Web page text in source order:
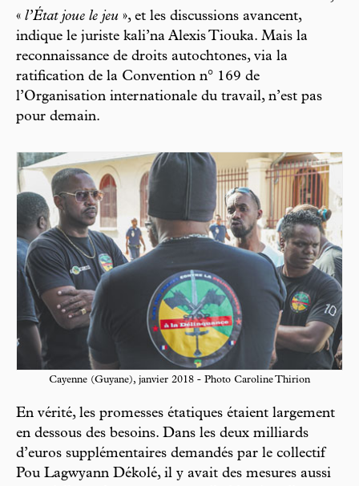
« l’État joue le jeu », et les discussions avancent,
indique le juriste kali’na Alexis Tiouka. Mais la
reconnaissance de droits autochtones, via la
ratification de la Convention n° 169 de
l’Organisation internationale du travail, n’est pas
pour demain.
Cayenne (Guyane), janvier 2018 - Photo Caroline Thirion
En vérité, les promesses étatiques étaient largement
en dessous des besoins. Dans les deux milliards
d’euros supplémentaires demandés par le collectif
Pou Lagwyann Dékolé, il y avait des mesures aussi